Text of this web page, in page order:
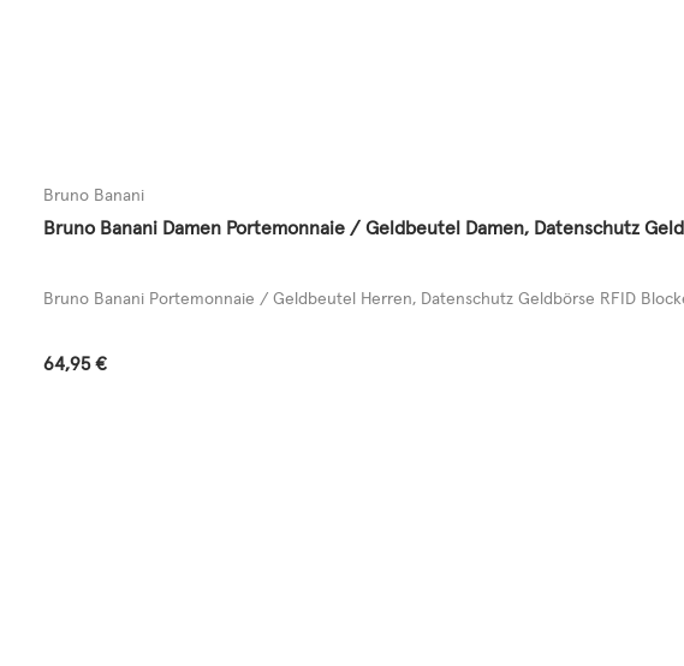
Bruno Banani
Bruno Banani Damen Portemonnaie / Geldbeutel Damen, Datenschutz
Bruno Banani Portemonnaie / Geldbeutel Herren, Datenschutz Geldbörse RFID
Regulärer Preis:
64,95 €